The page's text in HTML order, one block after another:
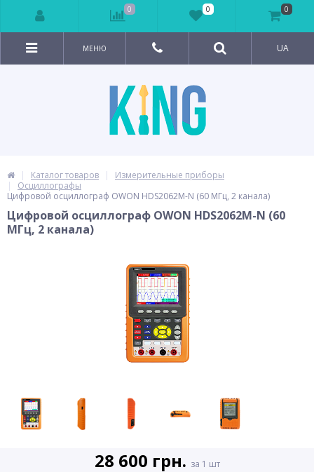
МЕНЮ UA
Каталог товаров
Измерительные приборы
Осциллографы
Цифровой осциллограф OWON HDS2062M-N (60 МГц, 2 канала)
Цифровой осциллограф OWON HDS2062M-N (60
МГц, 2 канала)
28 600 грн. за 1 шт
0 0 0